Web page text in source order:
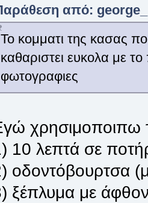
από: george_
Το κομματι της κασας
καθαριστει ευκολα με το
φωτογραφιες
χρησιμοποιπω
10 λεπτά σε
οδοντόβουρτσα
ξέπλυμα με